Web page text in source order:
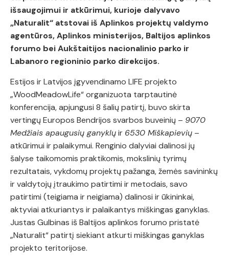
išsaugojimui ir atkūrimui, kurioje dalyvavo
„Naturalit“ atstovai iš Aplinkos projektų valdymo
agentūros, Aplinkos ministerijos, Baltijos aplinkos
forumo bei Aukštaitijos nacionalinio parko ir
Labanoro regioninio parko direkcijos.
Estijos ir Latvijos įgyvendinamo LIFE projekto
„WoodMeadowLife“ organizuota tarptautinė
konferencija, apjungusi 8 šalių patirtį, buvo skirta
vertingų Europos Bendrijos svarbos buveinių – 9070
Medžiais apaugusių ganyklųir 6530 Miškapievių –
atkūrimui ir palaikymui. Renginio dalyviai dalinosi jų
šalyse taikomomis praktikomis, mokslinių tyrimų
rezultatais, vykdomų projektų pažanga, žemės savininkų
ir valdytojų įtraukimo patirtimi ir metodais, savo
patirtimi (teigiama ir neigiama) dalinosi ir ūkininkai,
aktyviai atkuriantys ir palaikantys miškingas ganyklas.
Justas Gulbinas iš Baltijos aplinkos forumo pristatė
„Naturalit“ patirtį siekiant atkurti miškingas ganyklas
projekto teritorijose.